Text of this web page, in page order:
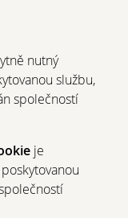
nutný
službu,
společností
je